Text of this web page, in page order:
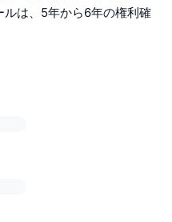
ルは、5年から6年の権利確